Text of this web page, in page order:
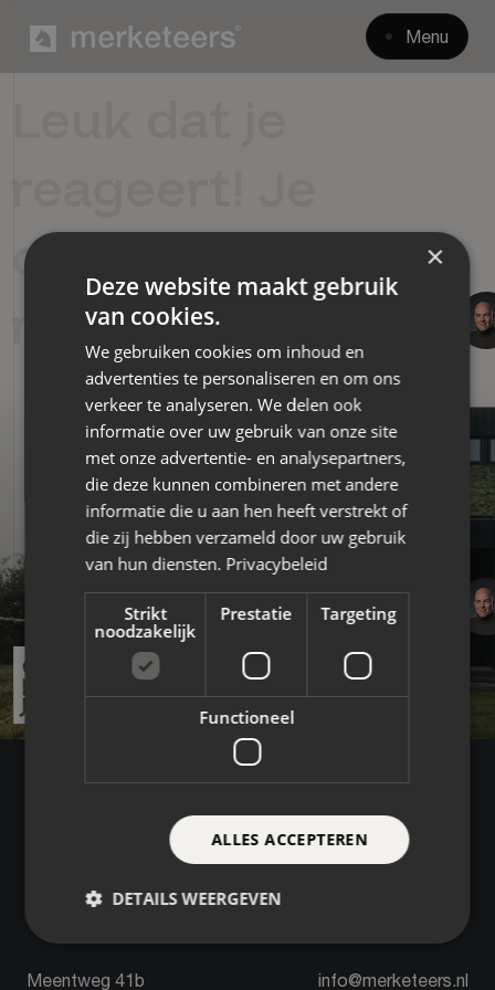
Menu
ontvangt snel een
reactie.
Meentweg 41b info@merketeers.nl
×
Deze website maakt gebruik
van cookies.
We gebruiken cookies om inhoud en
advertenties te personaliseren en om ons
verkeer te analyseren. We delen ook
informatie over uw gebruik van onze site
met onze advertentie- en analysepartners,
die deze kunnen combineren met andere
informatie die u aan hen heeft verstrekt of
die zij hebben verzameld door uw gebruik
van hun diensten. Privacybeleid
Strikt
noodzakelijk
Prestatie Targeting
Functioneel
ALLES ACCEPTEREN
DETAILS WEERGEVEN